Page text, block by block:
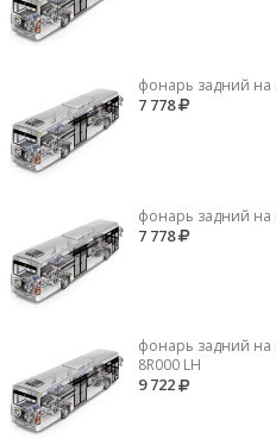
фонарь задний на
7 778
фонарь задний на
7 778
фонарь задний на
8R000 LH
9 722